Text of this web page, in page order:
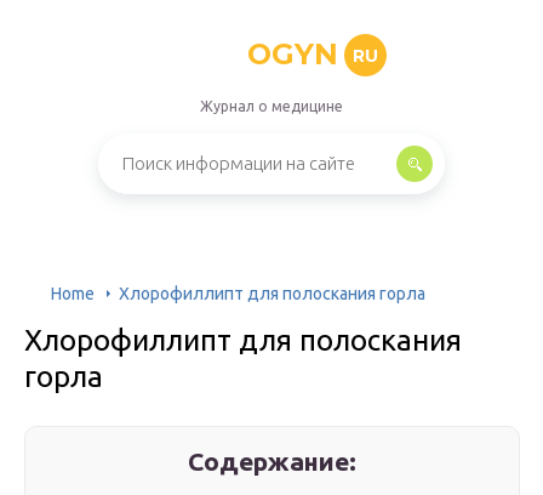
OGYN RU
Журнал о медицине
Home Хлорофиллипт для полоскания горла
Хлорофиллипт для полоскания
горла
Содержание: